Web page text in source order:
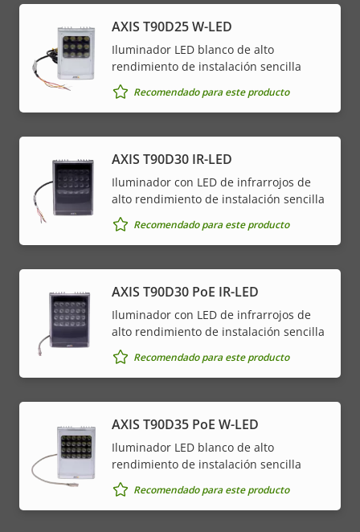
AXIS T90D25 W-LED
Iluminador LED blanco de alto
rendimiento de instalación sencilla
Recomendado para este producto
AXIS T90D30 IR-LED
Iluminador con LED de infrarrojos de
alto rendimiento de instalación sencilla
Recomendado para este producto
AXIS T90D30 PoE IR-LED
Iluminador con LED de infrarrojos de
alto rendimiento de instalación sencilla
Recomendado para este producto
AXIS T90D35 PoE W-LED
Iluminador LED blanco de alto
rendimiento de instalación sencilla
Recomendado para este producto